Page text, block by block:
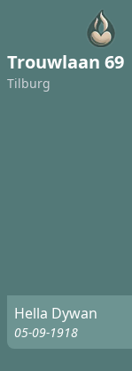
Trouwlaan 69
Tilburg
Hella Dywan
05-09-1918